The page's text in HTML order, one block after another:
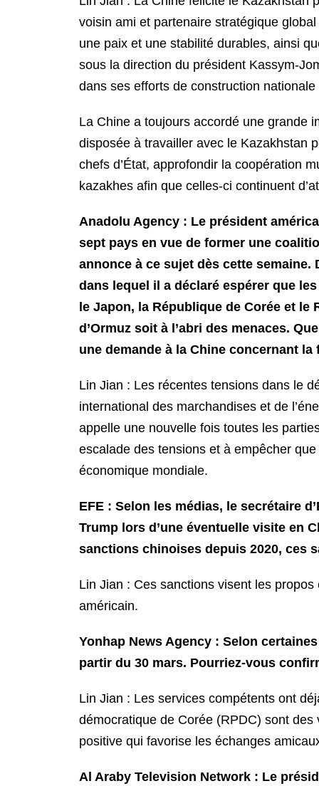
voisin ami et partenaire stratégique
une paix et une stabilité durables, ainsi
sous la direction du président Kassym-
dans ses efforts de construction
La Chine a toujours accordé une grande
disposée à travailler avec le Kazakhstan
chefs d’État, approfondir la coopération
kazakhes afin que celles-ci continuent
Anadolu Agency : Le président
sept pays en vue de former une
annonce à ce sujet dès cette
dans lequel il a déclaré espérer que
le Japon, la République de Corée et
d’Ormuz soit à l’abri des menaces.
une demande à la Chine concernant
Lin Jian : Les récentes tensions dans le
international des marchandises et de
appelle une nouvelle fois toutes les
escalade des tensions et à empêcher
économique mondiale.
EFE : Selon les médias, le secrétaire
Trump lors d’une éventuelle visite en
sanctions chinoises depuis 2020, ces
Lin Jian : Ces sanctions visent les
américain.
Yonhap News Agency : Selon
partir du 30 mars. Pourriez-vous
Lin Jian : Les services compétents ont
démocratique de Corée (RPDC) sont
positive qui favorise les échanges
Al Araby Television Network : Le